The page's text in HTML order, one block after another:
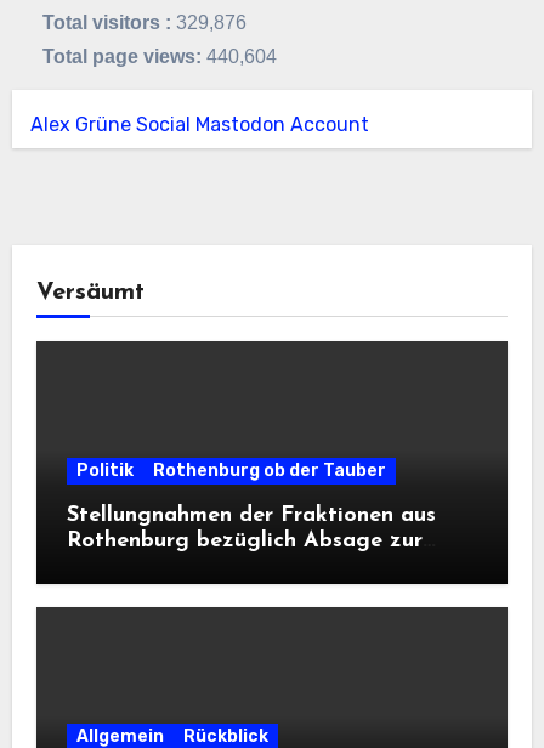
Total visitors :329,876
Total page views:440,604
Alex Grüne Social Mastodon Account
Versäumt
Politik Rothenburg ob der Tauber
Stellungnahmen der Fraktionen aus
Rothenburg bezüglich Absage zur
Allgemein Rückblick